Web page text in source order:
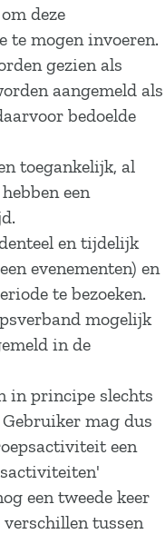
deze
mogen invoeren.
gezien als
aangemeld als
bedoelde
toegankelijk, al
een
en tijdelijk
evenementen) en
te bezoeken.
mogelijk
in de
in principe slechts
mag dus
een
een tweede keer
tussen